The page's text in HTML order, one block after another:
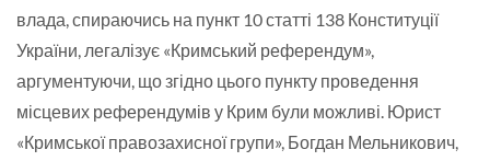
влада, спираючись на пункт 10 статті 138 Конституції
України, легалізує «Кримський референдум»,
аргументуючи, що згідно цього пункту проведення
місцевих референдумів у Крим були можливі. Юрист
«Кримської правозахисної групи», Богдан Мельникович,